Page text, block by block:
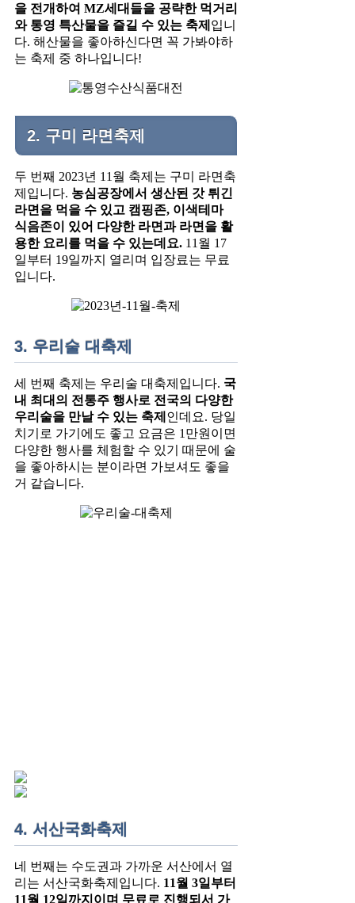
을 전개하여 MZ세대들을 공략한 먹거리
와 통영 특산물을 즐길 수 있는 축제 입니
다. 해산물을 좋아하신다면 꼭 가봐야하
는 축제 중 하나입니다!
2. 구미 라면축제
두 번째 2023년 11월 축제는 구미 라면축
제입니다. 농심공장에서 생산된 갓 튀긴
라면을 먹을 수 있고 캠핑존, 이색테마
식음존이 있어 다양한 라면과 라면을 활
용한 요리를 먹을 수 있는데요. 11월 17
일부터 19일까지 열리며 입장료는 무료
입니다.
3. 우리술 대축제
세 번째 축제는 우리술 대축제입니다. 국
내 최대의 전통주 행사로 전국의 다양한
우리술을 만날 수 있는 축제 인데요. 당일
치기로 가기에도 좋고 요금은 1만원이면
다양한 행사를 체험할 수 있기 때문에 술
을 좋아하시는 분이라면 가보셔도 좋을
거 같습니다.
4. 서산국화축제
네 번째는 수도권과 가까운 서산에서 열
리는 서산국화축제입니다. 11월 3일부터
11월 12일까지이며 무료로 진행되서 가